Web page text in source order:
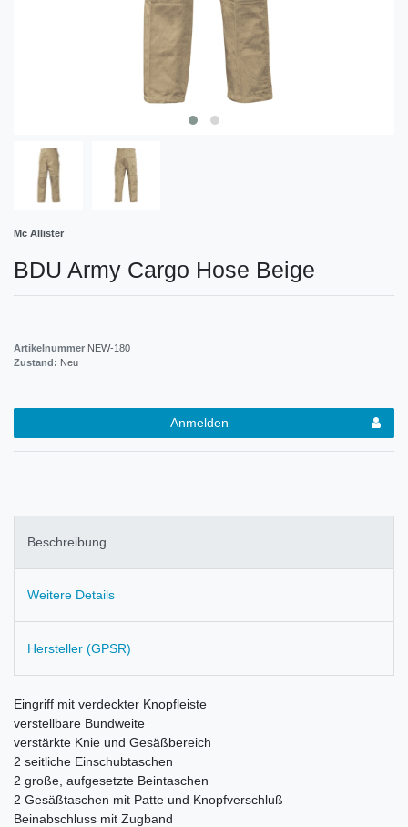
Mc Allister
BDU Army Cargo Hose Beige
Artikelnummer NEW-180
Zustand: Neu
Anmelden
Beschreibung
Weitere Details
Hersteller (GPSR)
Eingriff mit verdeckter Knopfleiste
verstellbare Bundweite
verstärkte Knie und Gesäßbereich
2 seitliche Einschubtaschen
2 große, aufgesetzte Beintaschen
2 Gesäßtaschen mit Patte und Knopfverschluß
Beinabschluss mit Zugband